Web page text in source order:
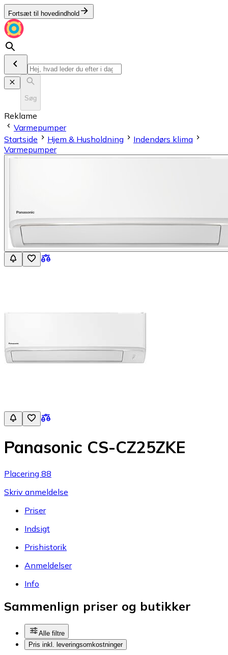
Fortsæt til hovedindhold
Søg
Reklame
Varmepumper
Startside
Hjem & Husholdning
Indendørs klima
Varmepumper
Panasonic CS-CZ25ZKE
Placering 88
Skriv anmeldelse
Priser
Indsigt
Prishistorik
Anmeldelser
Info
Sammenlign priser og butikker
Alle filtre
Pris inkl. leveringsomkostninger